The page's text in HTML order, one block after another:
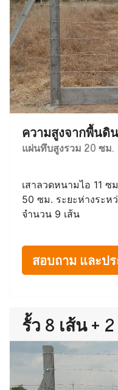
ความสูงจากพื้นดิ
แผ่นทึบสูงรวม 20 ซม.
เสาลวดหนามไอ 11 ซ
50 ซม. ระยะห่างระห
จำนวน 9 เส้น
สอบถาม และป
รั้ว 8 เส้น +